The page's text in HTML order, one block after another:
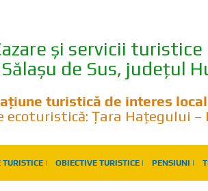
și servicii turistice
de Sus, județul
turistică de interes local
ecoturistică: Țara Hațegului –
TURISTICE | OBIECTIVE TURISTICE | PENSIUNI |